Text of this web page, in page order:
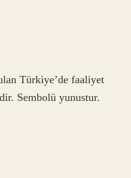
Türkiye’de faaliyet
Sembolü yunustur.